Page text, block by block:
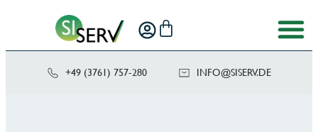
+49 (3761) 757-280 ED.VRE
SIS@OF
NI